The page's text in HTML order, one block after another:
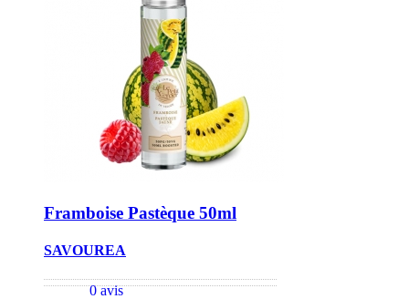
Framboise Pastèque 50ml
SAVOUREA
0 avis